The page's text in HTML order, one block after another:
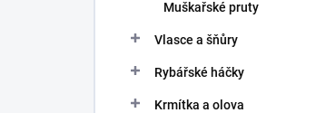
Muškařské pruty
Vlasce a šňůry
Rybářské háčky
Krmítka a olova